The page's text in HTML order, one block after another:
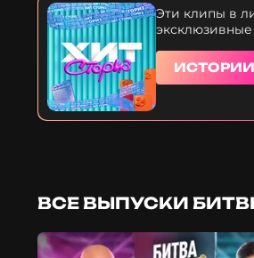
Эти клипы в
эксклюзивные
ВСЕ ВЫПУСКИ